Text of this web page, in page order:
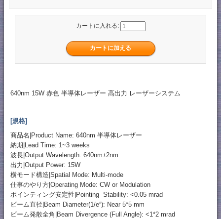
カートに入れる:
640nm 15W 赤色 半導体レーザー 高出力 レーザーシステム
[規格]
商品名|Product Name: 640nm 半導体レーザー
納期|Lead Time: 1~3 weeks
波長|Output Wavelength: 640nm±2nm
出力|Output Power: 15W
横モード構造|Spatial Mode: Multi-mode
仕事のやり方|Operating Mode: CW or Modulation
ポインティング安定性|Pointing Stability: <0.05 mrad
ビーム直径|Beam Diameter(1/e²): Near 5*5 mm
ビーム発散全角|Beam Divergence (Full Angle): <1*2 mrad